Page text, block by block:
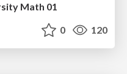
Math 01
0 120